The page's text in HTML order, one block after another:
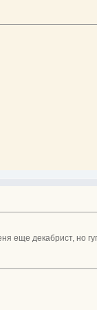
еще декабрист, но